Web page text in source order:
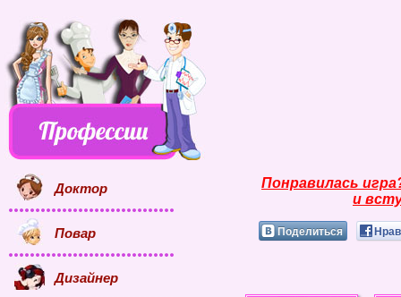
Понравилась
и
Поделиться
Доктор
Повар
Дизайнер